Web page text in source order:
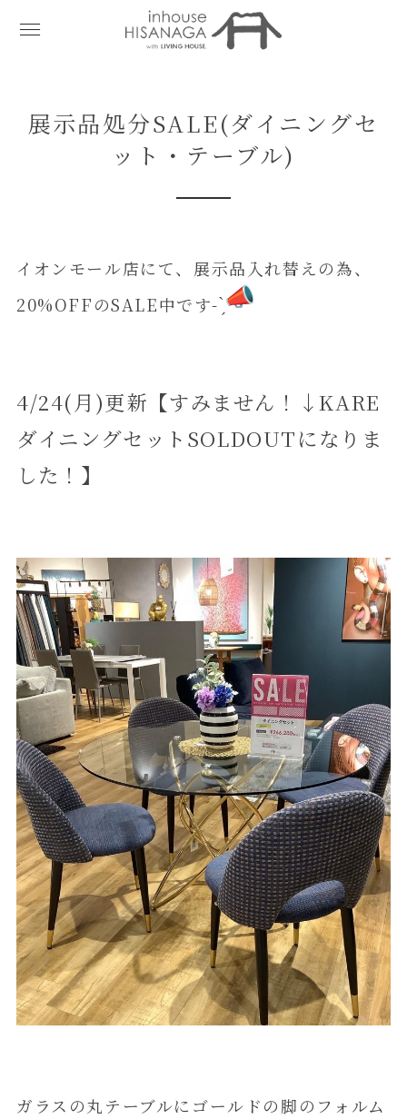
展示品処分SALE(ダイニングセ
ット・テーブル)
イオンモール店にて、展示品入れ替えの為、
20%OFFのSALE中です- ̗̀
4/24(月)更新【すみません！↓KARE
ダイニングセットSOLDOUTになりま
した！】
ガラスの丸テーブルにゴールドの脚のフォルム